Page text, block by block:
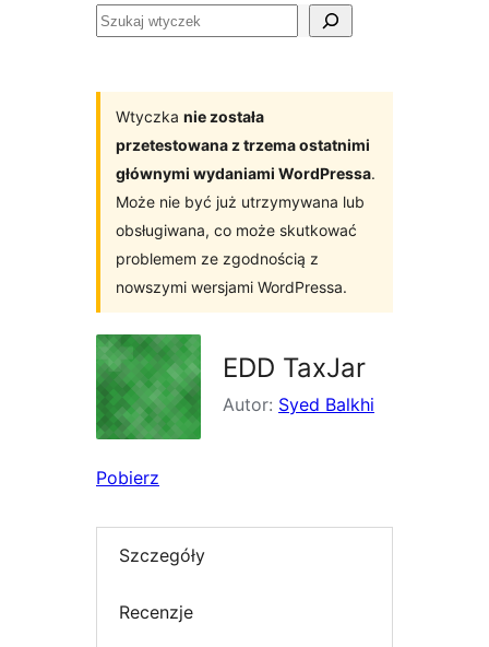
Szukaj
Wtyczka nie została
przetestowana z trzema ostatnimi
głównymi wydaniami WordPressa.
Może nie być już utrzymywana lub
obsługiwana, co może skutkować
problemem ze zgodnością z
nowszymi wersjami WordPressa.
EDD TaxJar
Autor: Syed Balkhi
Pobierz
Szczegóły
Recenzje